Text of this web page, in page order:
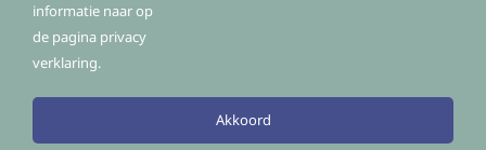
© Copyright 2026 | Fysio Fitplan Vianen
informatie naar op
de pagina privacy
verklaring.
Akkoord